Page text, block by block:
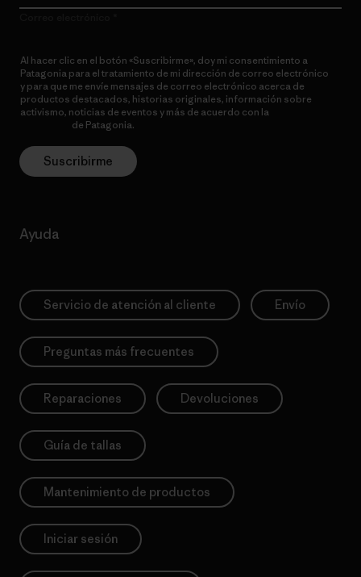
Al hacer clic en el botón «Suscribirme», doy mi consentimiento a
Patagonia para el tratamiento de mi dirección de correo electrónico
y para que me envíe mensajes de correo electrónico acerca de
productos destacados, historias originales, información sobre
activismo, noticias de eventos y más de acuerdo con la
de Patagonia.
Suscribirme
Ayuda
Servicio de atención al cliente Envío
Preguntas más frecuentes
Reparaciones Devoluciones
Guía de tallas
Mantenimiento de productos
Iniciar sesión